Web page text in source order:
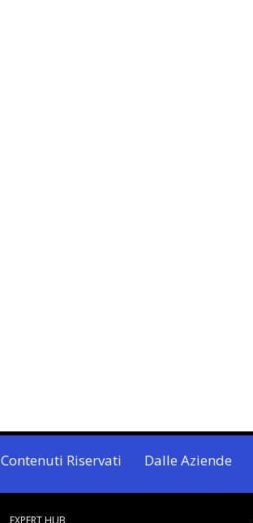
Contenuti Riservati Dalle Aziende
EXPERT HUB